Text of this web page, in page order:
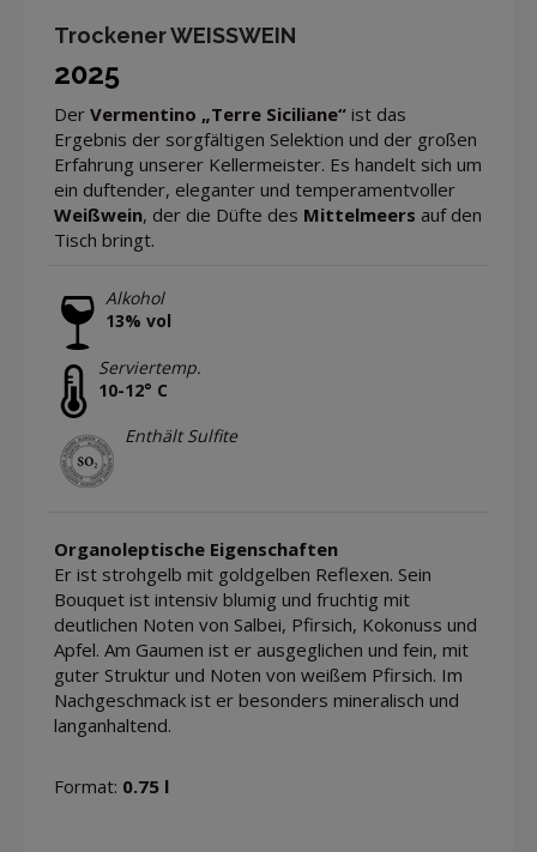
Trockener WEISSWEIN
2025
Der Vermentino „Terre Siciliane“ ist das
Ergebnis der sorgfältigen Selektion und der großen
Erfahrung unserer Kellermeister. Es handelt sich um
ein duftender, eleganter und temperamentvoller
Weißwein, der die Düfte des Mittelmeers auf den
Tisch bringt.
Alkohol
13% vol
Serviertemp.
10-12° C
Enthält Sulfite
Organoleptische Eigenschaften
Er ist strohgelb mit goldgelben Reflexen. Sein
Bouquet ist intensiv blumig und fruchtig mit
deutlichen Noten von Salbei, Pfirsich, Kokonuss und
Apfel. Am Gaumen ist er ausgeglichen und fein, mit
guter Struktur und Noten von weißem Pfirsich. Im
Nachgeschmack ist er besonders mineralisch und
langanhaltend.
Format: 0.75 l